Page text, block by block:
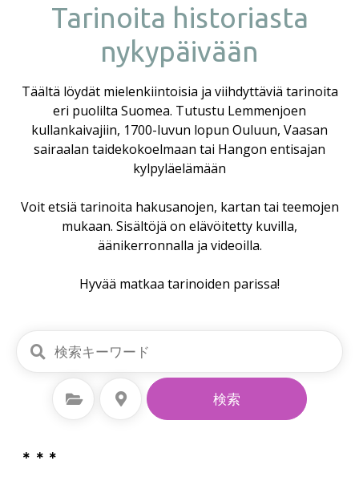
Tarinoita historiasta
nykypäivään
Täältä löydät mielenkiintoisia ja viihdyttäviä tarinoita
eri puolilta Suomea. Tutustu Lemmenjoen
kullankaivajiin, 1700-luvun lopun Ouluun, Vaasan
sairaalan taidekokoelmaan tai Hangon entisajan
kylpyläelämään
Voit etsiä tarinoita hakusanojen, kartan tai teemojen
mukaan. Sisältöjä on elävöitetty kuvilla,
äänikerronnalla ja videoilla.
Hyvää matkaa tarinoiden parissa!
カテゴリーを選択 検索